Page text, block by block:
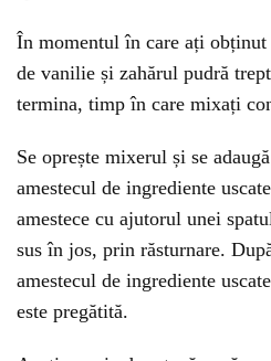
În momentul în care ați
de vanilie și zahărul pudră
termina, timp în care mixați
Se oprește mixerul și se
amestecul de ingrediente
amestece cu ajutorul unei
sus în jos, prin răsturnare.
amestecul de ingrediente
este pregătită.